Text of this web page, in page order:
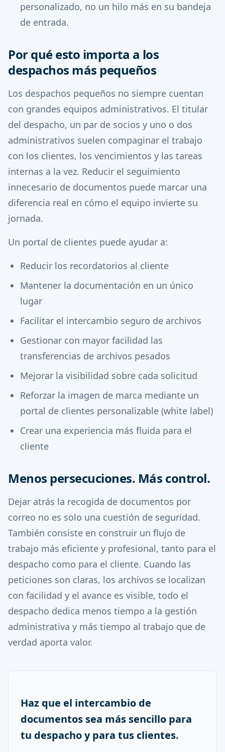
personalizado, no un hilo más en su bandeja
de entrada.
Por qué esto importa a los
despachos más pequeños
Los despachos pequeños no siempre cuentan
con grandes equipos administrativos. El titular
del despacho, un par de socios y uno o dos
administrativos suelen compaginar el trabajo
con los clientes, los vencimientos y las tareas
internas a la vez. Reducir el seguimiento
innecesario de documentos puede marcar una
diferencia real en cómo el equipo invierte su
jornada.
Un portal de clientes puede ayudar a:
Reducir los recordatorios al cliente
Mantener la documentación en un único
lugar
Facilitar el intercambio seguro de archivos
Gestionar con mayor facilidad las
transferencias de archivos pesados
Mejorar la visibilidad sobre cada solicitud
Reforzar la imagen de marca mediante un
portal de clientes personalizable (white label)
Crear una experiencia más fluida para el
cliente
Menos persecuciones. Más control.
Dejar atrás la recogida de documentos por
correo no es solo una cuestión de seguridad.
También consiste en construir un flujo de
trabajo más eficiente y profesional, tanto para el
despacho como para el cliente. Cuando las
peticiones son claras, los archivos se localizan
con facilidad y el avance es visible, todo el
despacho dedica menos tiempo a la gestión
administrativa y más tiempo al trabajo que de
verdad aporta valor.
Haz que el intercambio de
documentos sea más sencillo para
tu despacho y para tus clientes.